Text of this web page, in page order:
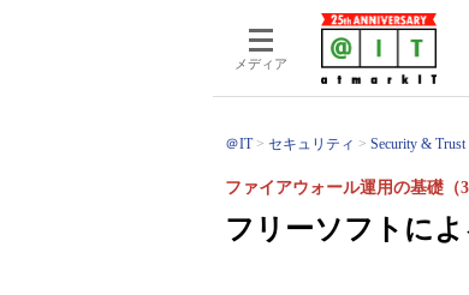
メディア
＠IT セキュリティ Security & Trust
フリーソフトに
ファイアウォール運用の基礎（3